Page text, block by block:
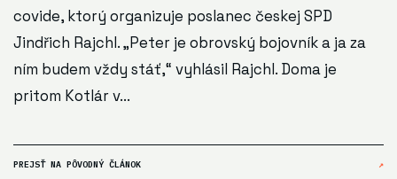
covide, ktorý organizuje poslanec českej SPD
Jindřich Rajchl. „Peter je obrovský bojovník a ja za
ním budem vždy stáť,“ vyhlásil Rajchl. Doma je
pritom Kotlár v...
PREJSŤ NA PÔVODNÝ ČLÁNOK ↗